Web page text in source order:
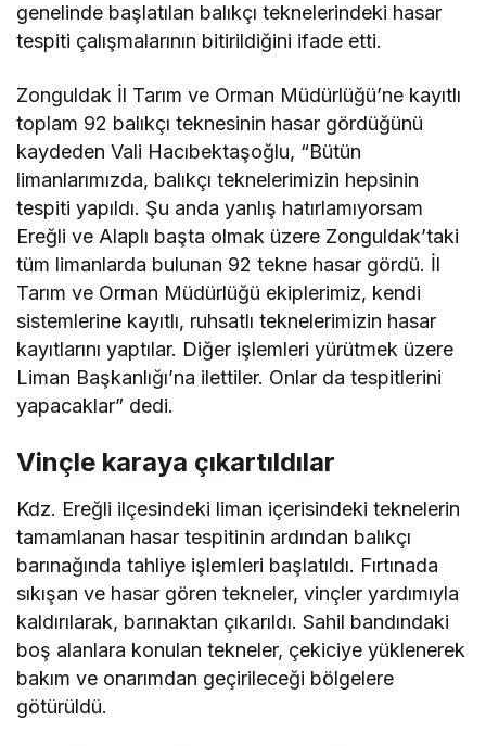
genelinde başlatılan balıkçı teknelerindeki hasar
tespiti çalışmalarının bitirildiğini ifade etti.
Zonguldak İl Tarım ve Orman Müdürlüğü’ne kayıtlı
toplam 92 balıkçı teknesinin hasar gördüğünü
kaydeden Vali Hacıbektaşoğlu, “Bütün
limanlarımızda, balıkçı teknelerimizin hepsinin
tespiti yapıldı. Şu anda yanlış hatırlamıyorsam
Ereğli ve Alaplı başta olmak üzere Zonguldak’taki
tüm limanlarda bulunan 92 tekne hasar gördü. İl
Tarım ve Orman Müdürlüğü ekiplerimiz, kendi
sistemlerine kayıtlı, ruhsatlı teknelerimizin hasar
kayıtlarını yaptılar. Diğer işlemleri yürütmek üzere
Liman Başkanlığı’na ilettiler. Onlar da tespitlerini
yapacaklar” dedi.
Vinçle karaya çıkartıldılar
Kdz. Ereğli ilçesindeki liman içerisindeki teknelerin
tamamlanan hasar tespitinin ardından balıkçı
barınağında tahliye işlemleri başlatıldı. Fırtınada
sıkışan ve hasar gören tekneler, vinçler yardımıyla
kaldırılarak, barınaktan çıkarıldı. Sahil bandındaki
boş alanlara konulan tekneler, çekiciye yüklenerek
bakım ve onarımdan geçirileceği bölgelere
götürüldü.